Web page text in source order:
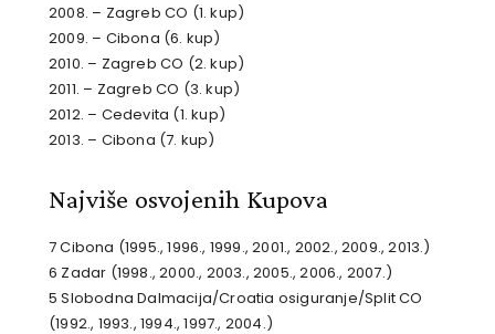
2008. – Zagreb CO (1. kup)
2009. – Cibona (6. kup)
2010. – Zagreb CO (2. kup)
2011. – Zagreb CO (3. kup)
2012. – Cedevita (1. kup)
2013. – Cibona (7. kup)
Najviše osvojenih Kupova
7 Cibona (1995., 1996., 1999., 2001., 2002., 2009., 2013.)
6 Zadar (1998., 2000., 2003., 2005., 2006., 2007.)
5 Slobodna Dalmacija/Croatia osiguranje/Split CO
(1992., 1993., 1994., 1997., 2004.)